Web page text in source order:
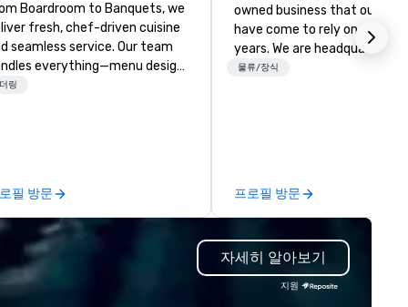
Boardroom to Banquets, we
fresh, chef-driven cuisine
seamless service. Our team
everything—menu design,
coordination, and flawless
events.
링
필 방문
owned business that our
have come to rely on for
years. We are headquartered
Las Vegas and have satellite
contracting, custom exhibit
building, graphic design,
and logistics. We are able to
troubleshoot any problem
our extensive knowledge and
물류/장식
프로필 방문
자세히 알아보기
지원